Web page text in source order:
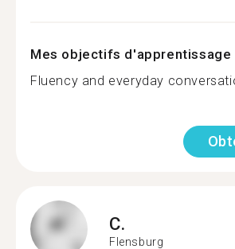
Mes objectifs d'apprentissage
Fluency and everyday
C.
Flensburg